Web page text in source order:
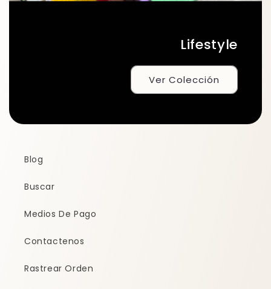
Lifestyle
Ver Colección
Blog
Buscar
Medios De Pago
Contactenos
Rastrear Orden